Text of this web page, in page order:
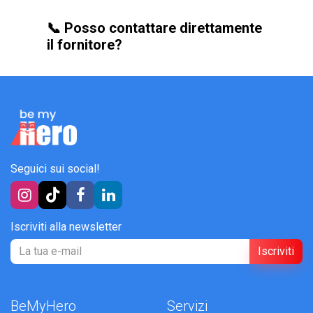
📞 Posso contattare direttamente
il fornitore?
Seguici sui social!
Iscriviti alla newsletter
Iscriviti
BeMyHero Servizi